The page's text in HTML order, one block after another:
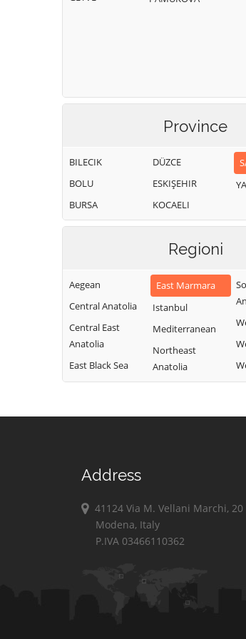
Province
BILECIK
BOLU
BURSA
DÜZCE
ESKIŞEHIR
KOCAELI
Regioni
Aegean
Central Anatolia
Central East
Anatolia
East Black Sea
East Marmara
Istanbul
Mediterranean
Northeast
Anatolia
Address
41124 Via M. Vellani Marchi, 20
Modena, Italy
P.IVA 03466110362